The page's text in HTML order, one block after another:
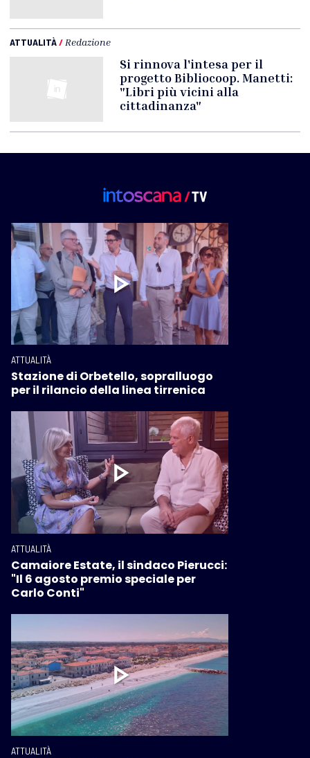
ATTUALITÀ/ Redazione
Si rinnova l'intesa per il
progetto Bibliocoop. Manetti:
"Libri più vicini alla
cittadinanza"
ATTUALITÀ
Stazione di Orbetello, sopralluogo
per il rilancio della linea tirrenica
ATTUALITÀ
Camaiore Estate, il sindaco Pierucci:
"Il 6 agosto premio speciale per
Carlo Conti"
ATTUALITÀ